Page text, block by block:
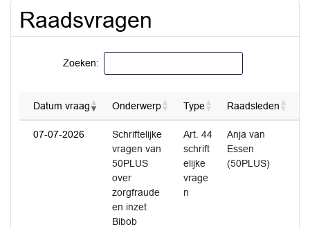
Raadsvragen
Zoeken:
Datum vraag Onderwerp Type Raadsleden
07-07-2026
Schriftelijke
vragen van
50PLUS
over
zorgfraude
en inzet
Bibob
Art. 44
schrift
elijke
vrage
n
Anja van
Essen
(50PLUS)